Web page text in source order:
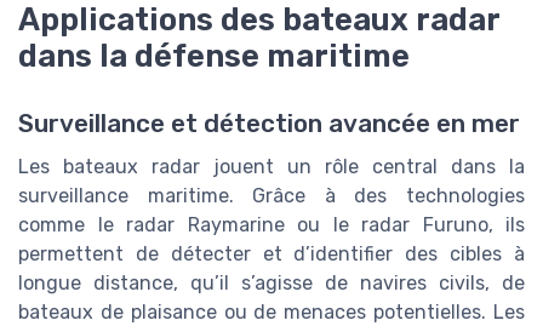
Applications des bateaux radar
dans la défense maritime
Surveillance et détection avancée en mer
Les bateaux radar jouent un rôle central dans la
surveillance maritime. Grâce à des technologies
comme le radar Raymarine ou le radar Furuno, ils
permettent de détecter et d’identifier des cibles à
longue distance, qu’il s’agisse de navires civils, de
bateaux de plaisance ou de menaces potentielles. Les